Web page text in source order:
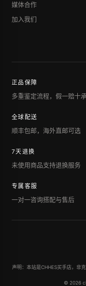
媒体合作
加入我们
正品保障
多重鉴定流程，假一赔十
全球配送
顺丰包邮，海外直邮可选
7天退换
未使用商品支持退换服务
专属客服
一对一咨询搭配与售后
声明：本站是CHHES买手店，非
© 2026